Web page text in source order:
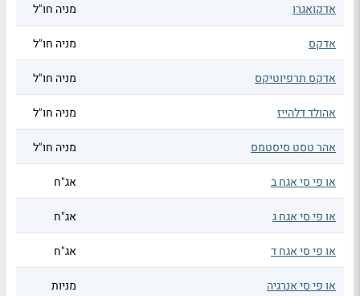
אדקואגרו מניה חו"ל
אדקס מניה חו"ל
אדקס תרפיוטיקס מניה חו"ל
אהולד דלהייז מניה חו"ל
אהר טסט סיסטמס מניה חו"ל
או פי סי אגח ב אג"ח
או פי סי אגח ג אג"ח
או פי סי אגח ד אג"ח
או פי סי אנרגיה מניות